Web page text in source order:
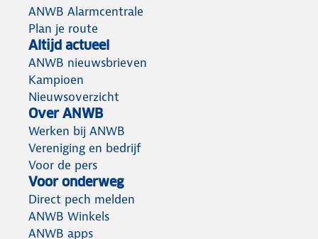
ANWB Alarmcentrale
Plan je route
Altijd actueel
ANWB nieuwsbrieven
Kampioen
Nieuwsoverzicht
Over ANWB
Werken bij ANWB
Vereniging en bedrijf
Voor de pers
Voor onderweg
Direct pech melden
ANWB Winkels
ANWB apps